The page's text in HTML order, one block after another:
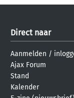
Direct naar
Aanmelden /
Ajax Forum
Stand
Kalender